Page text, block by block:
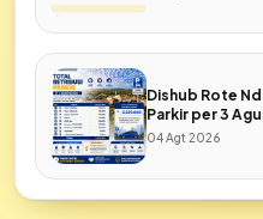
Dishub Rote
Parkir per 3
04 Agt 2026